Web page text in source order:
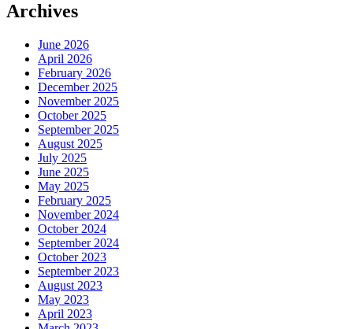
Archives
June 2026
April 2026
February 2026
December 2025
November 2025
October 2025
September 2025
August 2025
July 2025
June 2025
May 2025
February 2025
November 2024
October 2024
September 2024
October 2023
September 2023
August 2023
May 2023
April 2023